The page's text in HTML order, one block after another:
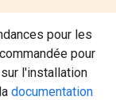
pour les
pour
l'installation
documentation